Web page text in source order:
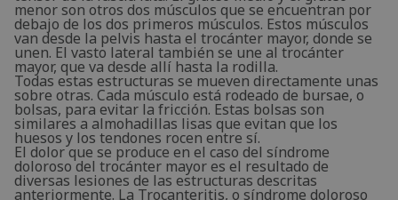
menor son otros dos músculos que se encuentran por
debajo de los dos primeros músculos. Estos músculos
van desde la pelvis hasta el trocánter mayor, donde se
unen. El vasto lateral también se une al trocánter
mayor, que va desde allí hasta la rodilla.
Todas estas estructuras se mueven directamente unas
sobre otras. Cada músculo está rodeado de bursae, o
bolsas, para evitar la fricción. Estas bolsas son
similares a almohadillas lisas que evitan que los
huesos y los tendones rocen entre sí.
El dolor que se produce en el caso del síndrome
doloroso del trocánter mayor es el resultado de
diversas lesiones de las estructuras descritas
anteriormente. La Trocanteritis, o síndrome doloroso